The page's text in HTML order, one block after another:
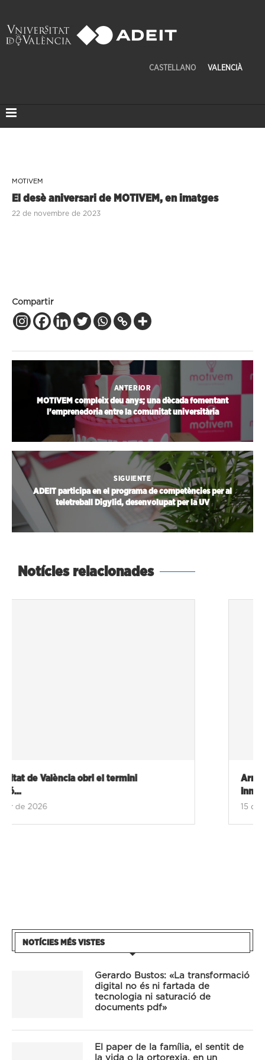
CASTELLANO VALENCIÀ
MOTIVEM
El desè aniversari de MOTIVEM, en imatges
22 de novembre de 2023
Compartir
ANTERIOR
MOTIVEM compleix deu anys; una dècada fomentant
l’emprenedoria entre la comunitat universitària
SIGUIENTE
ADEIT participa en el programa de competències per al
teletreball Digylid, desenvolupat per la UV
Notícies relacionades
Arranca l’Escola MOTIVEM 2026 amb formació
15 de gener de 2026
NOTÍCIES MÉS VISTES
Gerardo Bustos: «La transformació
digital no és ni fartada de
tecnologia ni saturació de
documents pdf»
El paper de la família, el sentit de
la vida o la ortorexia, en un